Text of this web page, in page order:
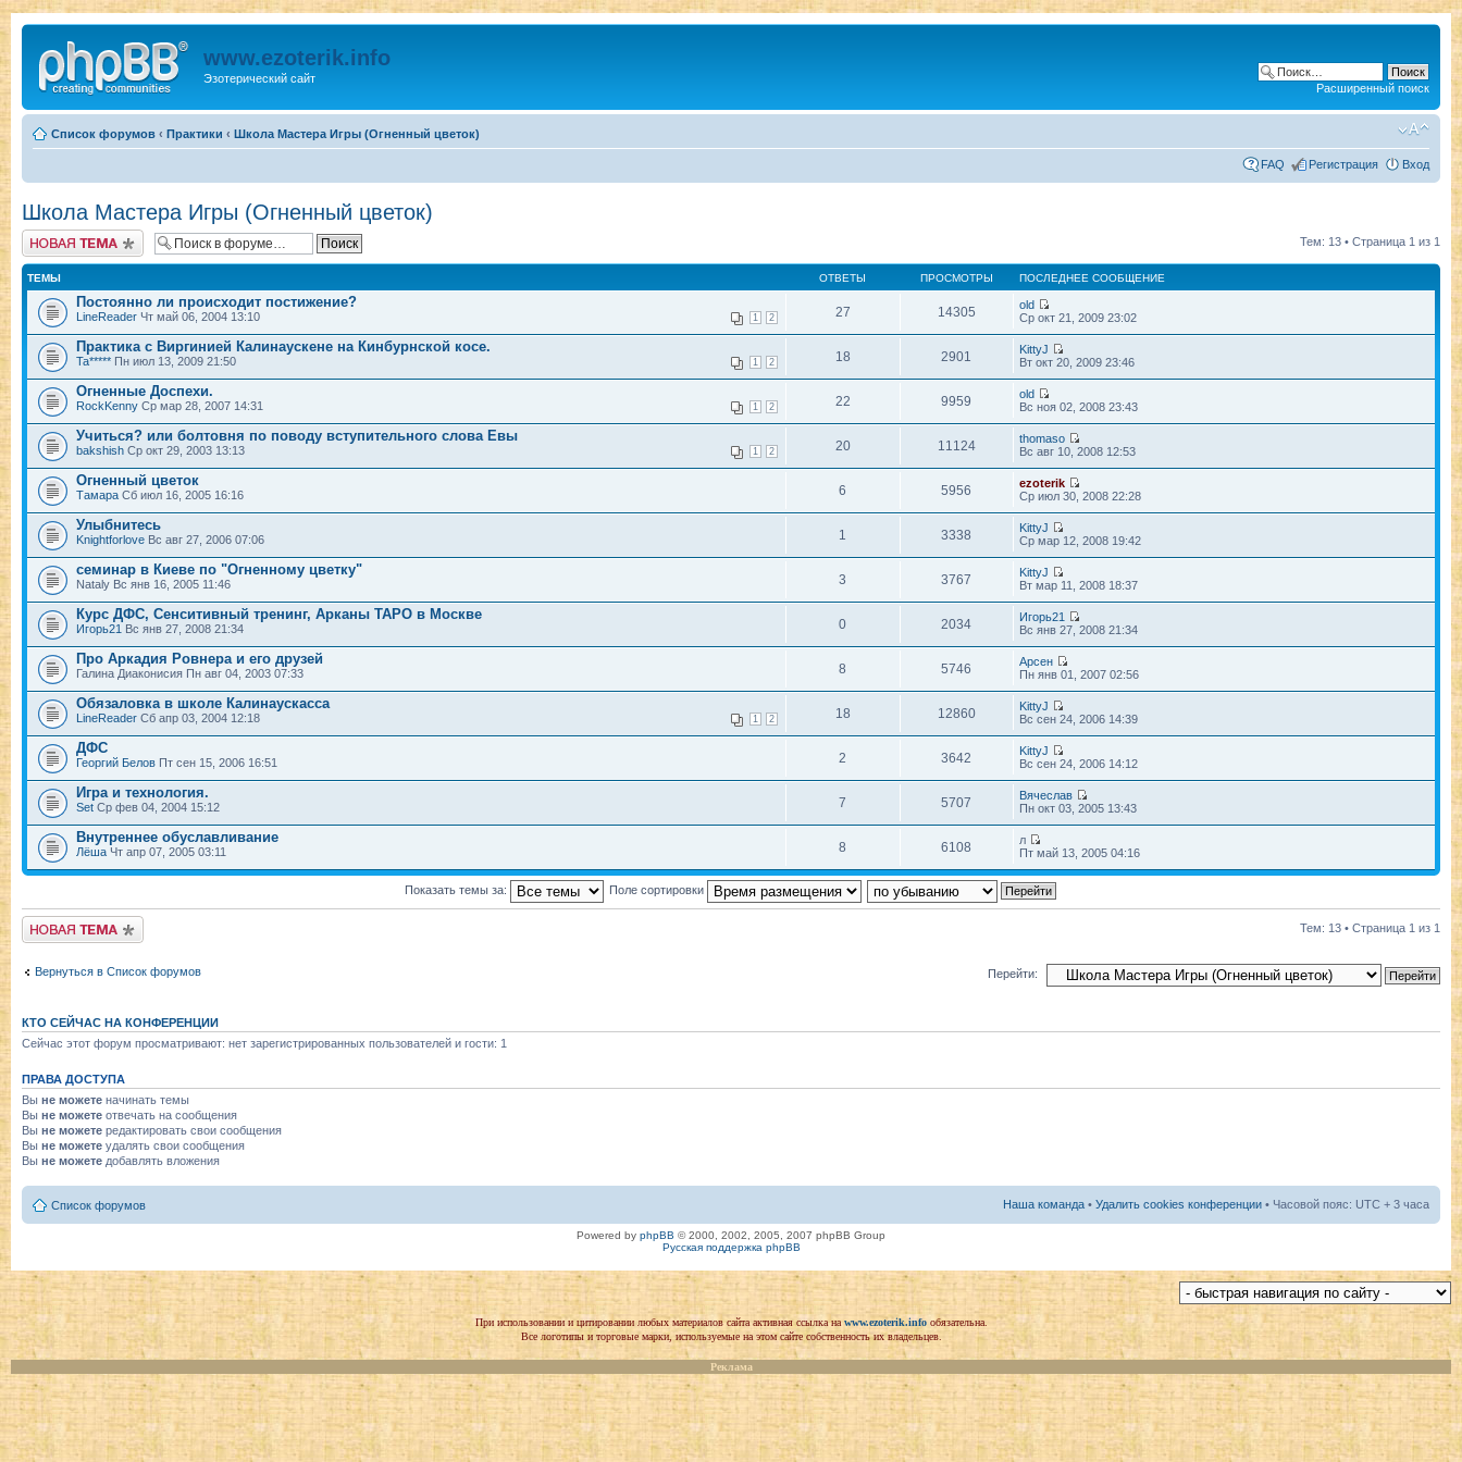
www.ezoterik.info
Эзотерический сайт
Расширенный поиск
Список форумов ‹ Практики ‹ Школа Мастера Игры (Огненный цветок)
FAQ Регистрация Вход
Школа Мастера Игры (Огненный цветок)
Новая тема Тем: 13 • Страница 1 из 1
ТЕМЫ ОТВЕТЫ ПРОСМОТРЫ ПОСЛЕДНЕЕ СООБЩЕНИЕ
Постоянно ли происходит постижение?
1 2
LineReader Чт май 06, 2004 13:10 27 14305
old
Ср окт 21, 2009 23:02
Практика с Виргинией Калинаускене на Кинбурнской косе.
1 2
Ta***** Пн июл 13, 2009 21:50 18 2901
KittyJ
Вт окт 20, 2009 23:46
Огненные Доспехи.
1 2
RockKenny Ср мар 28, 2007 14:31 22 9959
old
Вс ноя 02, 2008 23:43
Учиться? или болтовня по поводу вступительного слова Евы
1 2
bakshish Ср окт 29, 2003 13:13 20 11124
thomaso
Вс авг 10, 2008 12:53
Огненный цветок
Тамара Сб июл 16, 2005 16:16 6 5956
ezoterik
Ср июл 30, 2008 22:28
Улыбнитесь
Knightforlove Вс авг 27, 2006 07:06 1 3338
KittyJ
Ср мар 12, 2008 19:42
семинар в Киеве по "Огненному цветку"
Nataly Вс янв 16, 2005 11:46 3 3767
KittyJ
Вт мар 11, 2008 18:37
Курс ДФС, Сенситивный тренинг, Арканы ТАРО в Москве
Игорь21 Вс янв 27, 2008 21:34 0 2034
Игорь21
Вс янв 27, 2008 21:34
Про Аркадия Ровнера и его друзей
Галина Диаконисия Пн авг 04, 2003 07:33 8 5746
Арсен
Пн янв 01, 2007 02:56
Обязаловка в школе Калинаускасса
1 2
LineReader Сб апр 03, 2004 12:18 18 12860
KittyJ
Вс сен 24, 2006 14:39
ДФС
Георгий Белов Пт сен 15, 2006 16:51 2 3642
KittyJ
Вс сен 24, 2006 14:12
Игра и технология.
Set Ср фев 04, 2004 15:12 7 5707
Вячеслав
Пн окт 03, 2005 13:43
Внутреннее обуславливание
Лёша Чт апр 07, 2005 03:11 8 6108
л
Пт май 13, 2005 04:16
Показать темы за: Поле сортировки
Новая тема Тем: 13 • Страница 1 из 1
Вернуться в Список форумов Перейти:
КТО СЕЙЧАС НА КОНФЕРЕНЦИИ
Сейчас этот форум просматривают: нет зарегистрированных пользователей и гости: 1
ПРАВА ДОСТУПА
Вы не можете начинать темы
Вы не можете отвечать на сообщения
Вы не можете редактировать свои сообщения
Вы не можете удалять свои сообщения
Вы не можете добавлять вложения
Список форумов Наша команда • Удалить cookies конференции • Часовой пояс: UTC + 3 часа
Powered by phpBB © 2000, 2002, 2005, 2007 phpBB Group
Русская поддержка phpBB
При использовании и цитировании любых материалов сайта активная ссылка на www.ezoterik.infoобязательна.
Все логотипы и торговые марки, используемые на этом сайте собственность их владельцев.
Реклама